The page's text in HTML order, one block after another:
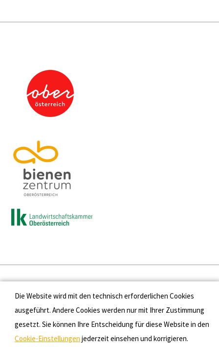
Presse
Kontakt
Datenschutz
Die Website wird mit den technisch erforderlichen Cookies
ausgeführt. Andere Cookies werden nur mit Ihrer Zustimmung
gesetzt. Sie können Ihre Entscheidung für diese Website in den
Cookie-Einstellungen jederzeit einsehen und korrigieren.